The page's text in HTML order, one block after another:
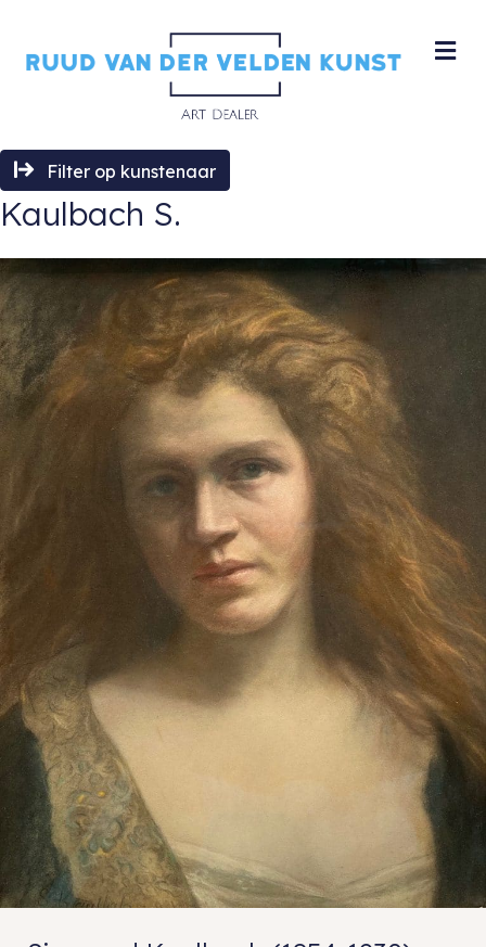
Filter op kunstenaar
Kaulbach S.